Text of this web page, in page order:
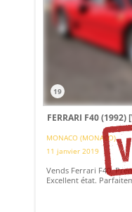
19
FERRARI F40 (1992)
MONACO (MONACO)
11 janvier 2019
Vends Ferrari F40.
Excellent état.